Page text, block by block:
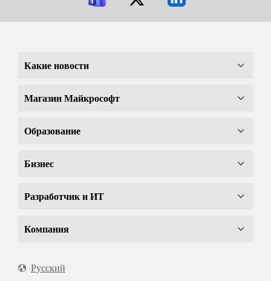
Какие новости
Магазин Майкрософт
Образование
Бизнес
Разработчик и ИТ
Компания
Русский